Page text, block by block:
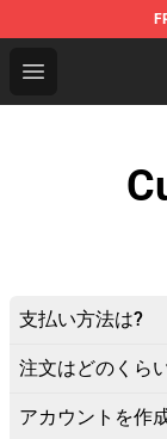
Open menu
Kimetsu no
支払い方法は?
注文はどのくら
アカウントを作